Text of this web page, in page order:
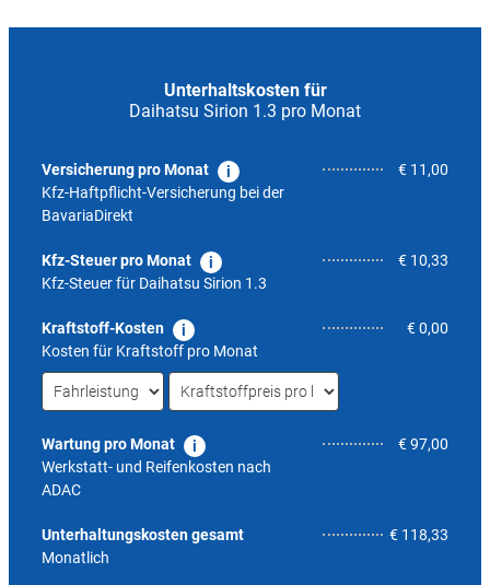
Unterhaltskosten für
Daihatsu Sirion 1.3 pro Monat
Versicherung pro Monat
Kfz-Haftpflicht-Versicherung bei der
BavariaDirekt
€ 11,00
Kfz-Steuer pro Monat
Kfz-Steuer für Daihatsu Sirion 1.3
€ 10,33
Kraftstoff-Kosten
Kosten für Kraftstoff pro Monat
€ 0,00
Wartung pro Monat
Werkstatt- und Reifenkosten nach
ADAC
€ 97,00
Unterhaltungskosten gesamt
Monatlich
€ 118,33